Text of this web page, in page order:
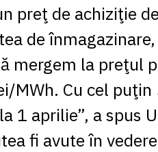
preţ de achiziţie
de
mergem la preţul
MWh. Cu cel
1 aprilie”, a spus
fi avute în